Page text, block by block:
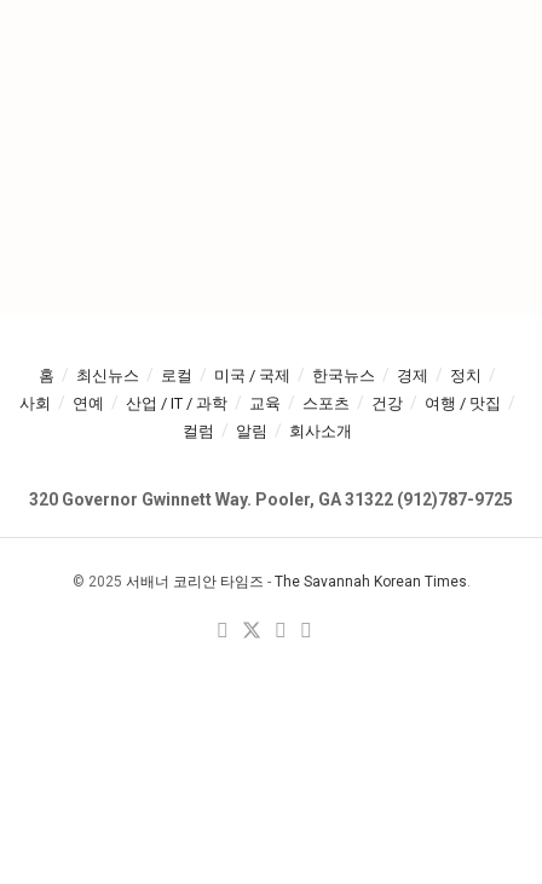
홈 최신뉴스 로컬 미국 / 국제 한국뉴스 경제
정치
사회
연예 산업 / IT / 과학 교육 스포츠 건강
여행 / 맛집
컬럼
알림 회사소개
320 Governor Gwinnett Way. Pooler, GA 31322 (912)787-9725
© 2025 서배너 코리안 타임즈 - The Savannah Korean Times.